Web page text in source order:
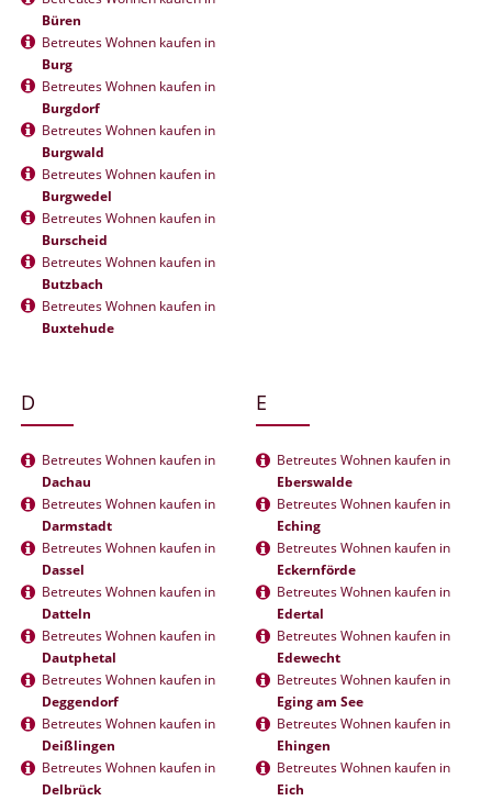
Büren
Betreutes Wohnen kaufen in
Burg
Betreutes Wohnen kaufen in
Burgdorf
Betreutes Wohnen kaufen in
Burgwald
Betreutes Wohnen kaufen in
Burgwedel
Betreutes Wohnen kaufen in
Burscheid
Betreutes Wohnen kaufen in
Butzbach
Betreutes Wohnen kaufen in
Buxtehude
D
Betreutes Wohnen kaufen in
Dachau
Betreutes Wohnen kaufen in
Darmstadt
Betreutes Wohnen kaufen in
Dassel
Betreutes Wohnen kaufen in
Datteln
Betreutes Wohnen kaufen in
Dautphetal
Betreutes Wohnen kaufen in
Deggendorf
Betreutes Wohnen kaufen in
Deißlingen
Betreutes Wohnen kaufen in
Delbrück
E
Betreutes Wohnen kaufen in
Eberswalde
Betreutes Wohnen kaufen in
Eching
Betreutes Wohnen kaufen in
Eckernförde
Betreutes Wohnen kaufen in
Edertal
Betreutes Wohnen kaufen in
Edewecht
Betreutes Wohnen kaufen in
Eging am See
Betreutes Wohnen kaufen in
Ehingen
Betreutes Wohnen kaufen in
Eich